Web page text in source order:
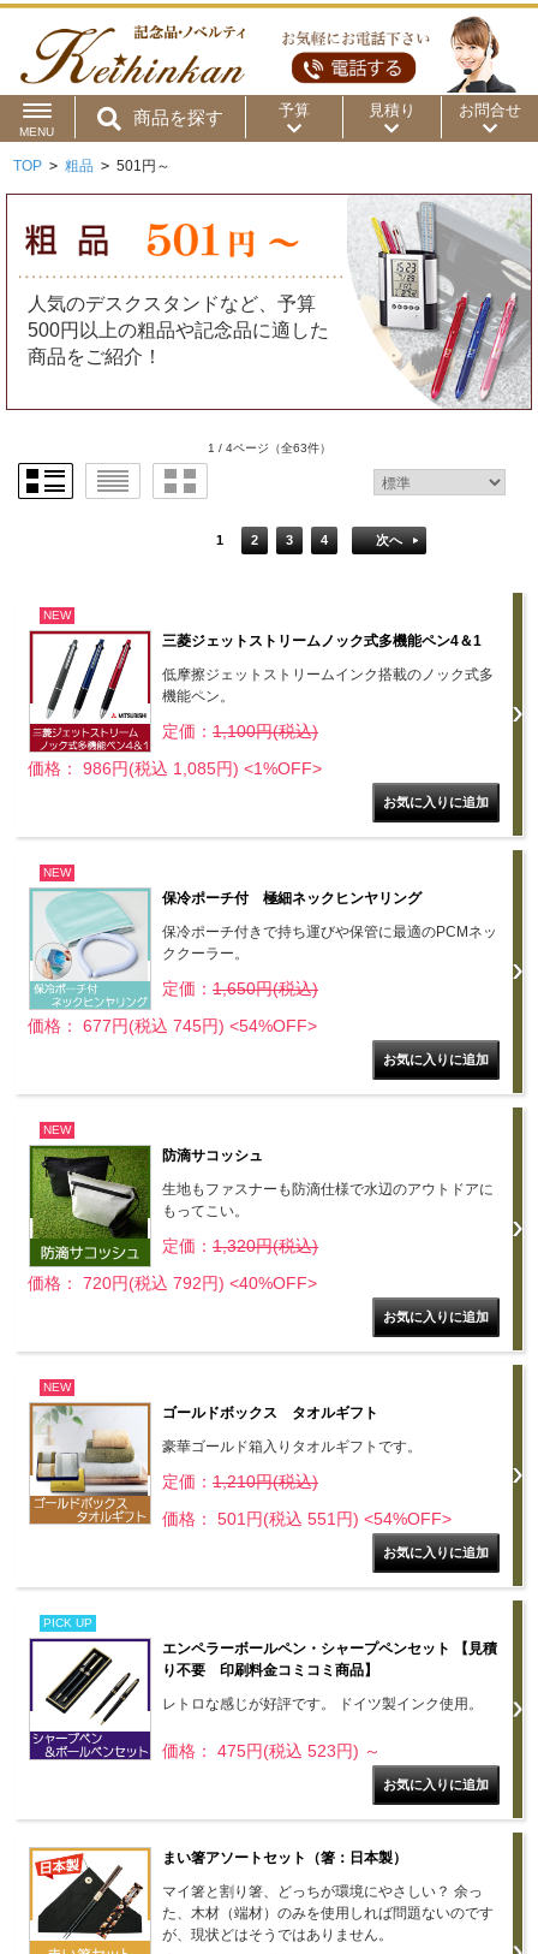
MENU
商品を探す 予算
用途から
商品カテゴリ
価格帯から
～300円 ～500円 ～1,000円
～2,000円 ～5,000円 ～10,000円
～30,000円
見積り お問合せ
TOP > 粗品 > 501円～
人気のデスクスタンドなど、予算
500円以上の粗品や記念品に適した
商品をご紹介！
1 / 4ページ （全63件）
1 2 3 4 次へ
NEW
三菱ジェットストリームノック式多機能ペン4＆1
低摩擦ジェットストリームインク搭載のノック式多
機能ペン。
定価： 1,100円(税込)
価格： 986円(税込 1,085円) <1%OFF>
NEW
保冷ポーチ付 極細ネックヒンヤリング
保冷ポーチ付きで持ち運びや保管に最適のPCMネッ
ククーラー。
定価： 1,650円(税込)
価格： 677円(税込 745円) <54%OFF>
NEW
防滴サコッシュ
生地もファスナーも防滴仕様で水辺のアウトドアに
もってこい。
定価： 1,320円(税込)
価格： 720円(税込 792円) <40%OFF>
NEW
ゴールドボックス タオルギフト
豪華ゴールド箱入りタオルギフトです。
定価： 1,210円(税込)
価格： 501円(税込 551円) <54%OFF>
PICK UP
エンペラーボールペン・シャープペンセット 【見積
り不要 印刷料金コミコミ商品】
レトロな感じが好評です。 ドイツ製インク使用。
価格： 475円(税込 523円) ～
まい箸アソートセット（箸：日本製）
マイ箸と割り箸、どっちが環境にやさしい？ 余っ
た、木材（端材）のみを使用しれば問題ないのです
が、現状どはそうではありません。